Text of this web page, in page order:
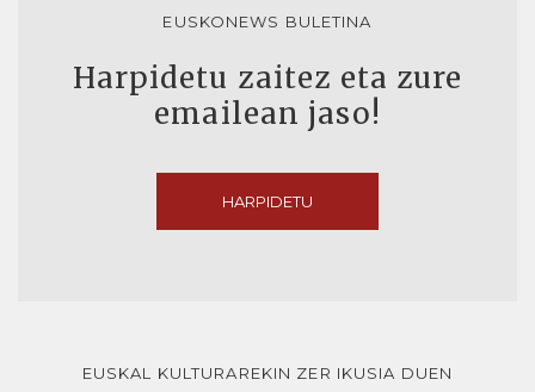
EUSKONEWS BULETINA
Harpidetu zaitez eta zure
emailean jaso!
HARPIDETU
EUSKAL KULTURAREKIN ZER IKUSIA DUEN